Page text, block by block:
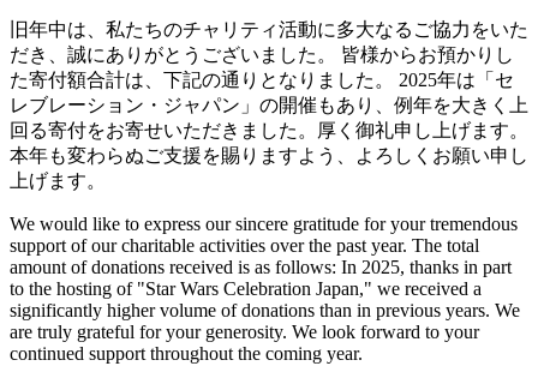
旧年中は、私たちのチャリティ活動に多大なるご協力をいた
だき、誠にありがとうございました。 皆様からお預かりし
た寄付額合計は、下記の通りとなりました。 2025年は「セ
レブレーション・ジャパン」の開催もあり、例年を大きく上
回る寄付をお寄せいただきました。厚く御礼申し上げます。
本年も変わらぬご支援を賜りますよう、よろしくお願い申し
上げます。
We would like to express our sincere gratitude for your tremendous
support of our charitable activities over the past year. The total
amount of donations received is as follows: In 2025, thanks in part
to the hosting of "Star Wars Celebration Japan," we received a
significantly higher volume of donations than in previous years. We
are truly grateful for your generosity. We look forward to your
continued support throughout the coming year.